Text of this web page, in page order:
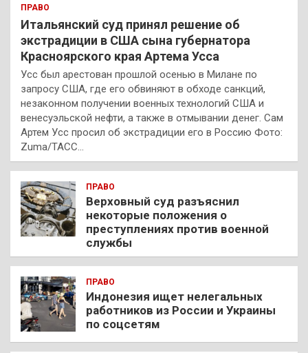
ПРАВО
Итальянский суд принял решение об
экстрадиции в США сына губернатора
Красноярского края Артема Усса
Усс был арестован прошлой осенью в Милане по
запросу США, где его обвиняют в обходе санкций,
незаконном получении военных технологий США и
венесуэльской нефти, а также в отмывании денег. Сам
Артем Усс просил об экстрадиции его в Россию Фото:
Zuma/ТАСС…
ПРАВО
Верховный суд разъяснил
некоторые положения о
преступлениях против военной
службы
ПРАВО
Индонезия ищет нелегальных
работников из России и Украины
по соцсетям